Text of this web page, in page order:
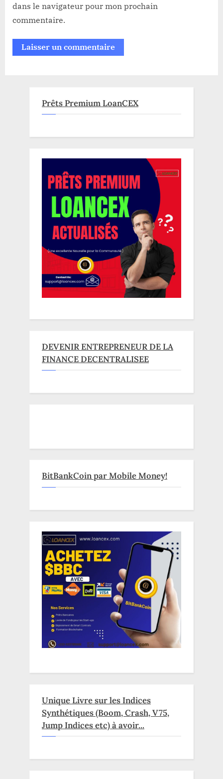
dans le navigateur pour mon prochain
commentaire.
Prêts Premium LoanCEX
DEVENIR ENTREPRENEUR DE LA
FINANCE DECENTRALISEE
BitBankCoin par Mobile Money!
Unique Livre sur les Indices
Synthétiques (Boom, Crash, V75,
Jump Indices etc) à avoir...